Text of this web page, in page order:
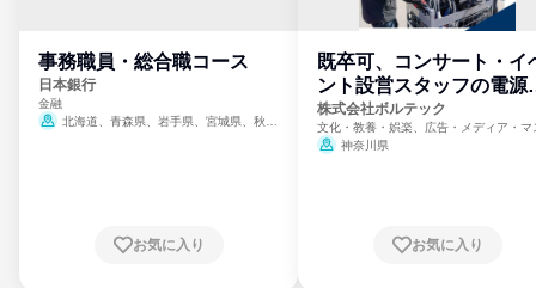
事務職員・総合職コース
日本銀行
金融
北海道、青森県、岩手県、宮城県、秋田
崎県、熊本県、大分県、宮崎県、鹿児島県、
お気に入り
既卒可、コンサート・イ
ント設営スタッフの電源
門
株式会社ボルテック
文化・教養・娯楽、広告・メディア・マ
ミ、電力・ガス・水道・エネルギー
神奈川県
お気に入り